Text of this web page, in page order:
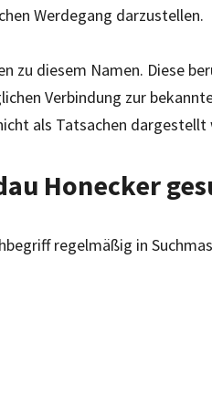
Werdegang darzustellen.
zu diesem Namen. Diese
Verbindung zur
als Tatsachen dargestellt
Honecker
regelmäßig in